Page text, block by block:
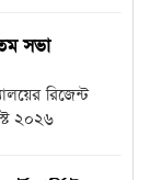
সভা
রিজেন্ট
২০২৬